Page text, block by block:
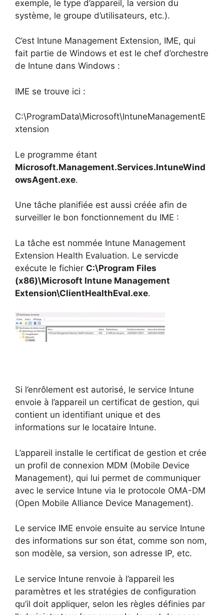
exemple, le type d’appareil, la version du
système, le groupe d’utilisateurs, etc.).
C’est Intune Management Extension, IME, qui
fait partie de Windows et est le chef d’orchestre
de Intune dans Windows :
IME se trouve ici :
C:\ProgramData\Microsoft\IntuneManagementE
xtension
Le programme étant
Microsoft.Management.Services.IntuneWind
owsAgent.exe.
Une tâche planifiée est aussi créée afin de
surveiller le bon fonctionnement du IME :
La tâche est nommée Intune Management
Extension Health Evaluation. Le servicde
exécute le fichier C:\Program Files
(x86)\Microsoft Intune Management
Extension\ClientHealthEval.exe.
Si l’enrôlement est autorisé, le service Intune
envoie à l’appareil un certificat de gestion, qui
contient un identifiant unique et des
informations sur le locataire Intune.
L’appareil installe le certificat de gestion et crée
un profil de connexion MDM (Mobile Device
Management), qui lui permet de communiquer
avec le service Intune via le protocole OMA-DM
(Open Mobile Alliance Device Management).
Le service IME envoie ensuite au service Intune
des informations sur son état, comme son nom,
son modèle, sa version, son adresse IP, etc.
Le service Intune renvoie à l’appareil les
paramètres et les stratégies de configuration
qu’il doit appliquer, selon les règles définies par